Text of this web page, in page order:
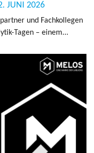
JUNI 2026
und Fach­kol­le­gen
Tagen – einem...